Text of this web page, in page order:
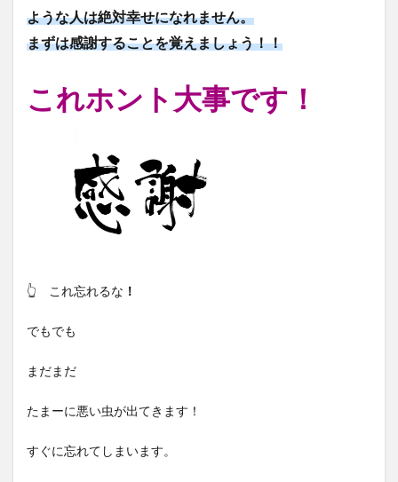
ような人は絶対幸せになれません。
まずは感謝することを覚えましょう！！
これホント大事です！
👆 これ忘れるな ！
でもでも
まだまだ
たまーに悪い虫が出てきます！
すぐに忘れてしまいます。